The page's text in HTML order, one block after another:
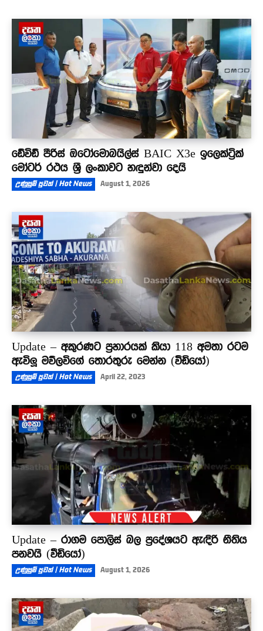
ඩේවිඩ් පීරිස් ඔටෝමොබයිල්ස් BAIC X3e ඉලෙක්ට්‍රික්
මෝටර් රථය ශ්‍රී ලංකාවට හඳුන්වා දෙයි
උණුසුම් පුවත් | Hot News August 1, 2026
Update – අකුරණට ප්‍රහාරයක් කියා 118 අමතා රටම
ඇවිලූ මව්ලවිගේ තොරතුරු මෙන්න (වීඩියෝ)
උණුසුම් පුවත් | Hot News April 22, 2023
Update – රාගම පොලිස් බල ප්‍රදේශයට ඇඳිරි නීතිය
පනවයි (වීඩියෝ)
උණුසුම් පුවත් | Hot News August 1, 2026